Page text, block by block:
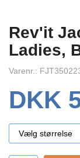
Rev'it
Ladies,
Varenr.:
DKK